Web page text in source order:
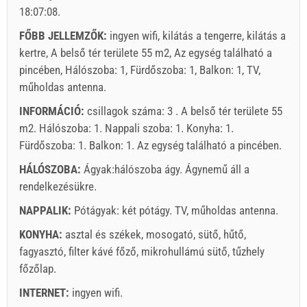
személyek számára.
Ajánlatok:
Holiday-Link fizet: 2025. okt. 4. - 2026. dec. 31. / - 10 %
Feltétlenül szükséges:
10 EUR (once - által _person), Vendégregisztráció (01.01 -
30.06. / 01.09. - 31.12.): 5 EUR (once - által _person)
Szállító feltételei
Ha nem szeretné lefoglalni azonnal további kérdése van,
18:07:08.
FŐBB JELLEMZŐK: ingyen wifi, kilátás a tengerre, kilátás a
kertre, A belső tér területe 55 m2, Az egység található a
pincében, Hálószoba: 1, Fürdőszoba: 1, Balkon: 1, TV,
műholdas antenna.
INFORMÁCIÓ: csillagok száma: 3 . A belső tér területe 55
m2. Hálószoba: 1. Nappali szoba: 1. Konyha: 1.
Fürdőszoba: 1. Balkon: 1. Az egység található a pincében.
HÁLÓSZOBA: Ágyak:hálószoba ágy. Ágynemű áll a
rendelkezésükre.
NAPPALIK: Pótágyak: két pótágy. TV, műholdas antenna.
KONYHA: asztal és székek, mosogató, sütő, hűtő,
fagyasztó, filter kávé főző, mikrohullámú sütő, tűzhely
főzőlap.
INTERNET: ingyen wifi.